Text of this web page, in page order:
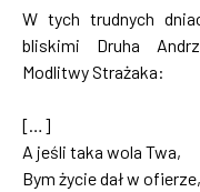
W tych trudnych
bliskimi Druha
Modlitwy Strażaka:
[…]
A jeśli taka wola Twa,
Bym życie dał w ofierze,